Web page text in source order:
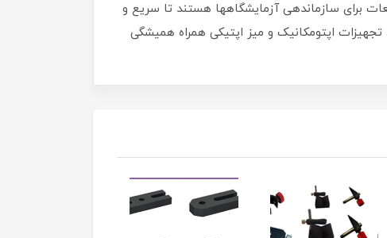
برای سازماندهی آزمایشگاه‏ها هستند تا سریع و
اپتومکانیک و میز اپتیکی همراه همیشگی